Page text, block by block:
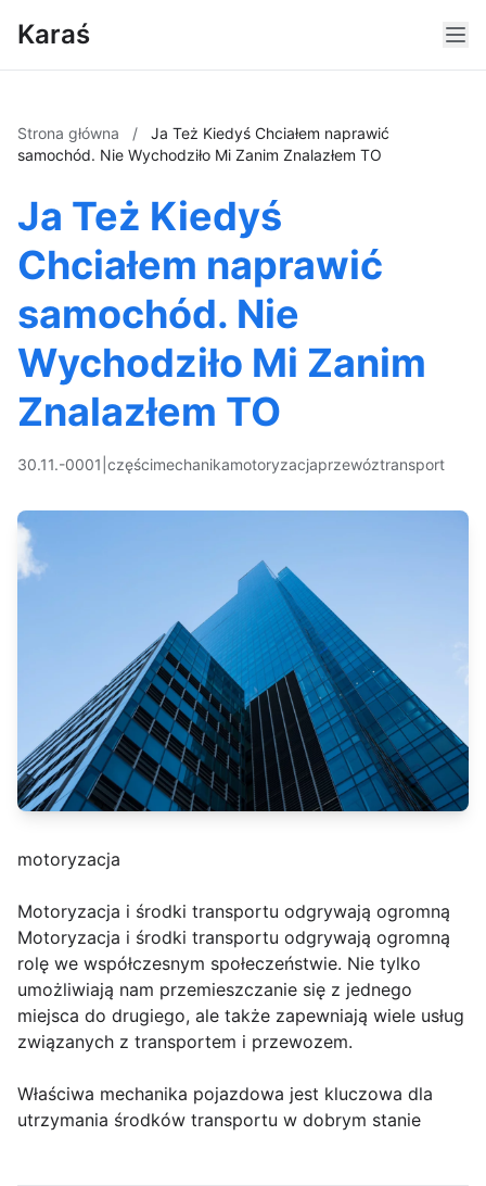
Karaś
Strona główna /
Ja Też Kiedyś Chciałem naprawić
samochód. Nie Wychodziło Mi Zanim Znalazłem TO
Ja Też Kiedyś
Chciałem naprawić
samochód. Nie
Wychodziło Mi Zanim
Znalazłem TO
30.11.-0001 częścimechanikamotoryzacjaprzewóztransport
motoryzacja
Motoryzacja i środki transportu odgrywają ogromną
Motoryzacja i środki transportu odgrywają ogromną
rolę we współczesnym społeczeństwie. Nie tylko
umożliwiają nam przemieszczanie się z jednego
miejsca do drugiego, ale także zapewniają wiele usług
związanych z transportem i przewozem.
Właściwa mechanika pojazdowa jest kluczowa dla
utrzymania środków transportu w dobrym stanie